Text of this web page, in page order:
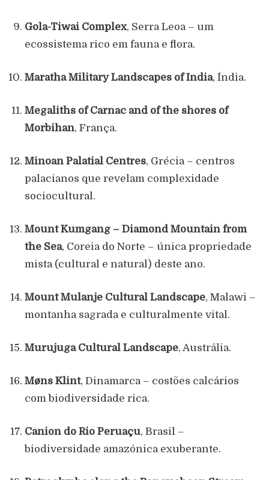
Gola-Tiwai Complex, Serra Leoa – um
ecossistema rico em fauna e flora.
Maratha Military Landscapes of India, Índia.
Megaliths of Carnac and of the shores of
Morbihan, França.
Minoan Palatial Centres, Grécia – centros
palacianos que revelam complexidade
sociocultural.
Mount Kumgang – Diamond Mountain from
the Sea, Coreia do Norte – única propriedade
mista (cultural e natural) deste ano.
Mount Mulanje Cultural Landscape, Malawi –
montanha sagrada e culturalmente vital.
Murujuga Cultural Landscape, Austrália.
Møns Klint, Dinamarca – costões calcários
com biodiversidade rica.
Cânion do Rio Peruaçu, Brasil –
biodiversidade amazónica exuberante.